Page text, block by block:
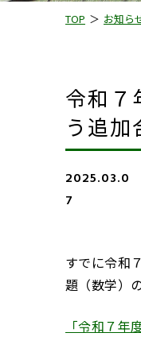
令和７
う追加
2025.03.0
7
すでに令和
題（数学）
「令和７
TOP お知ら